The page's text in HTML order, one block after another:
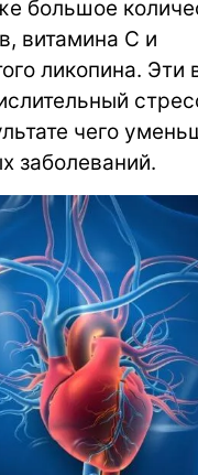
большое
витамина С и
ликопина. Эти
чего
заболеваний.